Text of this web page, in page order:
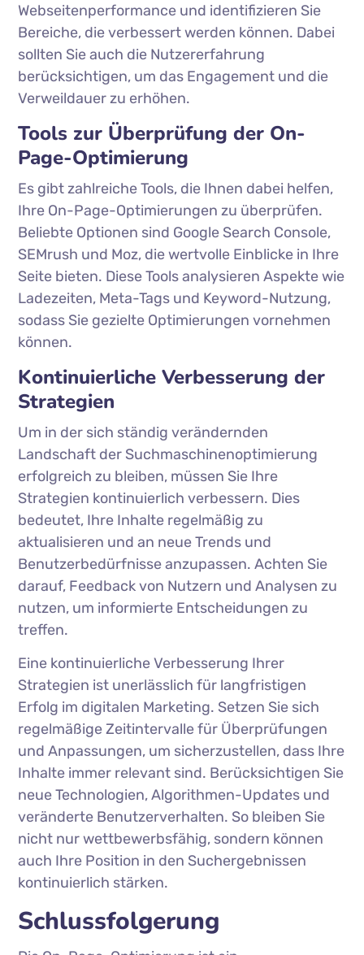
Webseitenperformance und identifizieren Sie
Bereiche, die verbessert werden können. Dabei
sollten Sie auch die Nutzererfahrung
berücksichtigen, um das Engagement und die
Verweildauer zu erhöhen.
Tools zur Überprüfung der On-
Page-Optimierung
Es gibt zahlreiche Tools, die Ihnen dabei helfen,
Ihre On-Page-Optimierungen zu überprüfen.
Beliebte Optionen sind Google Search Console,
SEMrush und Moz, die wertvolle Einblicke in Ihre
Seite bieten. Diese Tools analysieren Aspekte wie
Ladezeiten, Meta-Tags und Keyword-Nutzung,
sodass Sie gezielte Optimierungen vornehmen
können.
Kontinuierliche Verbesserung der
Strategien
Um in der sich ständig verändernden
Landschaft der Suchmaschinenoptimierung
erfolgreich zu bleiben, müssen Sie Ihre
Strategien kontinuierlich verbessern. Dies
bedeutet, Ihre Inhalte regelmäßig zu
aktualisieren und an neue Trends und
Benutzerbedürfnisse anzupassen. Achten Sie
darauf, Feedback von Nutzern und Analysen zu
nutzen, um informierte Entscheidungen zu
treffen.
Eine kontinuierliche Verbesserung Ihrer
Strategien ist unerlässlich für langfristigen
Erfolg im digitalen Marketing. Setzen Sie sich
regelmäßige Zeitintervalle für Überprüfungen
und Anpassungen, um sicherzustellen, dass Ihre
Inhalte immer relevant sind. Berücksichtigen Sie
neue Technologien, Algorithmen-Updates und
veränderte Benutzerverhalten. So bleiben Sie
nicht nur wettbewerbsfähig, sondern können
auch Ihre Position in den Suchergebnissen
kontinuierlich stärken.
Schlussfolgerung